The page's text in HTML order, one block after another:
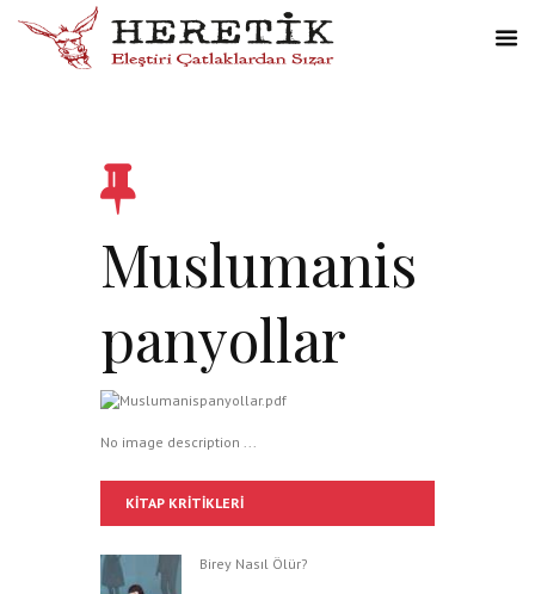
Muslumanis
panyollar
No image description ...
KITAP KRITIKLERI
Birey Nasıl Ölür?